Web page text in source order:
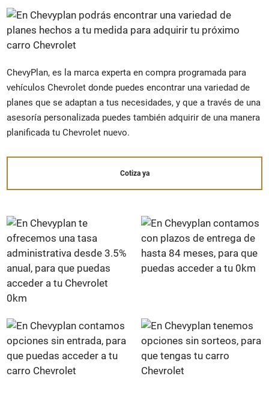
ChevyPlan, es la marca experta en compra programada para
vehículos Chevrolet donde puedes encontrar una variedad de
planes que se adaptan a tus necesidades, y que a través de una
asesoría personalizada puedes también adquirir de una manera
planificada tu Chevrolet nuevo.
Cotiza ya